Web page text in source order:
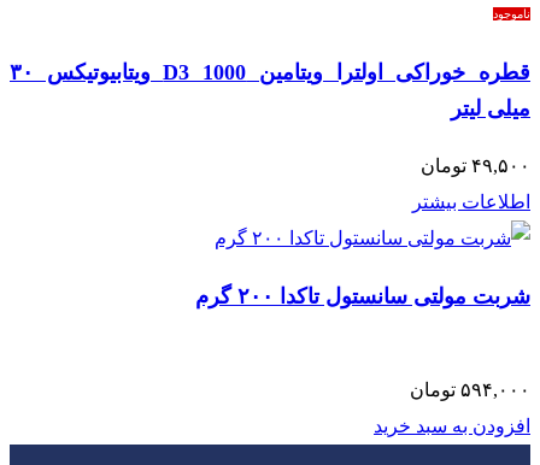
ناموجود
قطره خوراکی اولترا ویتامین D3 1000 ویتابیوتیکس ۳۰
میلی لیتر
۴۹,۵۰۰ تومان
اطلاعات بیشتر
شربت مولتی سانستول تاکدا ۲۰۰ گرم
۵۹۴,۰۰۰ تومان
افزودن به سبد خرید